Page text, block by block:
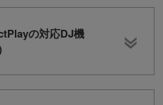
の対応DJ機